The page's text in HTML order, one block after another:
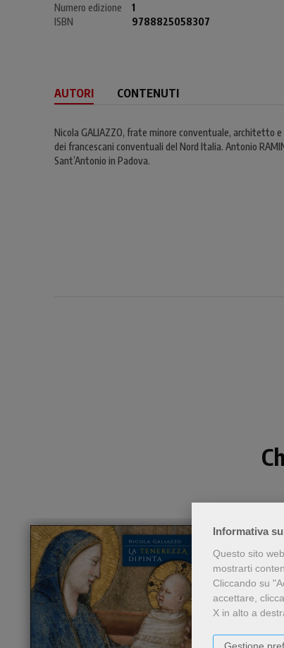
Informativa
Questo sito
mostrarti
Cliccando su
accettare,
X in alto a
Gestione
Numero edizione
1
ISBN
9788825058307
AUTORI CONTENUTI
Nicola GALIAZZO, frate minore conventuale, architetto
dei francescani conventuali del Nord Italia. Antonio
Sant’Antonio in Padova.